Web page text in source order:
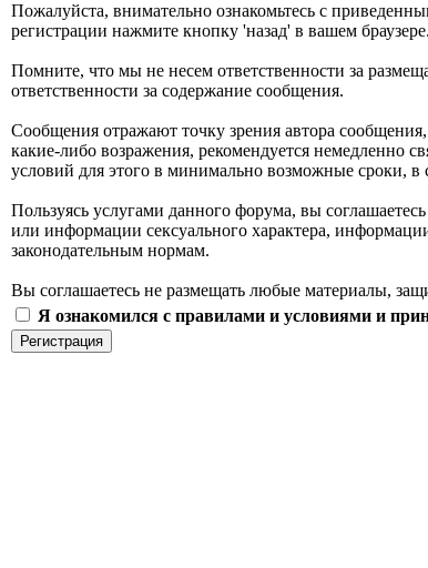
Пожалуйста, внимательно ознакомьтесь с
регистрации нажмите кнопку 'назад' в вашем браузере.
Помните, что мы не несем ответственности за
ответственности за содержание сообщения.
Сообщения отражают точку зрения автора
какие-либо возражения, рекомендуется немедленно
условий для этого в минимально возможные сроки, в
Пользуясь услугами данного форума, вы
или информации сексуального характера,
законодательным нормам.
Вы соглашаетесь не размещать любые материалы,
Я ознакомился с правилами и условиями и